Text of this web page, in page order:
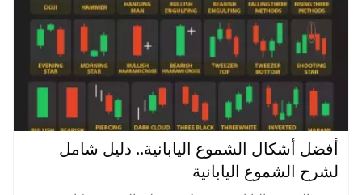
أفضل أشكال الشموع اليابانية.. دليل شامل
لشرح الشموع اليابانية